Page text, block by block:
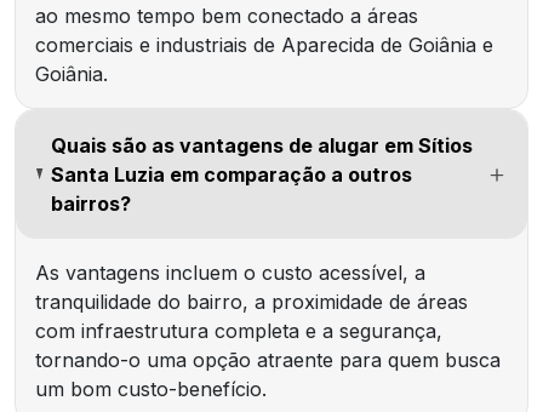
ao mesmo tempo bem conectado a áreas
comerciais e industriais de Aparecida de Goiânia e
Goiânia.
Quais são as vantagens de alugar em Sítios
Santa Luzia em comparação a outros
bairros?
As vantagens incluem o custo acessível, a
tranquilidade do bairro, a proximidade de áreas
com infraestrutura completa e a segurança,
tornando-o uma opção atraente para quem busca
um bom custo-benefício.